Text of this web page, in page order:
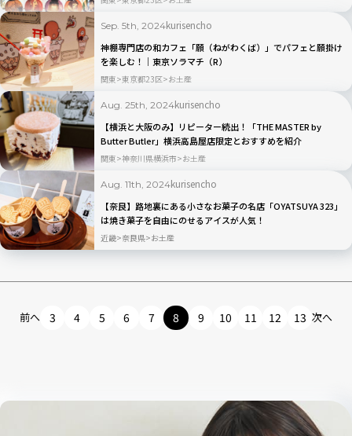
Sep. 5th, 2024kurisencho
神棚専門店の和カフェ「願（ねがわくば）」でパフェと願掛け
を楽しむ！｜東京ソラマチ（R）
関東 東京都23区 お土産
Aug. 25th, 2024kurisencho
【横浜と大阪のみ】リピーター続出！「THE MASTER by
Butter Butler」横浜高島屋店限定とおすすめを紹介
関東 神奈川県横浜市 お土産
Aug. 11th, 2024kurisencho
【奈良】路地裏にある小さなお菓子の名店「OYATSUYA 323」
は焼き菓子を自由にのせるアイスが人気！
近畿 奈良県 お土産
前へ 3 4 5 6 7 8 9 10 11 12 13 次へ